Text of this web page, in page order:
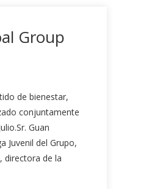
Group
de bienestar,
conjuntamente
Guan
Juvenil del Grupo,
directora de la